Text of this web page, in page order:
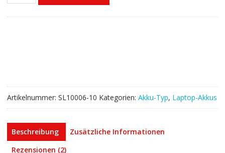
Artikelnummer: SL10006-10 Kategorien: Akku-Typ, Laptop-Akkus
Beschreibung
Zusätzliche Informationen
Rezensionen (2)